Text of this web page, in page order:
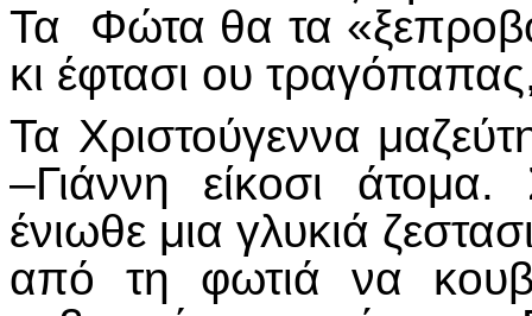
Τα Φώτα θα τα
κι έφτασι ου
Τα Χριστούγεννα
–Γιάννη είκοσι
ένιωθε μια γλυκιά
από τη φωτιά να